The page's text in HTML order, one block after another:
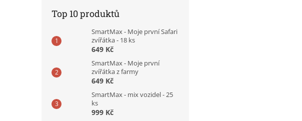
Top 10 produktů
SmartMax - Moje první Safari
zvířátka - 18 ks
649 Kč
SmartMax - Moje první
zvířátka z farmy
649 Kč
SmartMax - mix vozidel - 25
ks
999 Kč